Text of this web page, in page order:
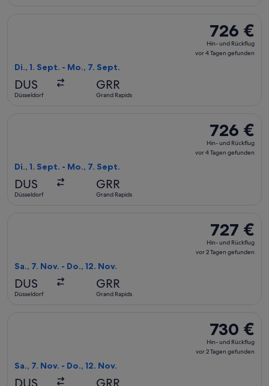
726 €
Hin-
und
726 €
Hin- und Rückflug
vor 4 Tagen gefunden
Di., 1. Sept. - Mo., 7. Sept.
DUS
Düsseldorf
GRR
Grand Rapids
726 €
Hin-
und
726 €
Hin- und Rückflug
vor 4 Tagen gefunden
Di., 1. Sept. - Mo., 7. Sept.
DUS
Düsseldorf
GRR
Grand Rapids
727 €
Hin-
und
727 €
Hin- und Rückflug
vor 2 Tagen gefunden
Sa., 7. Nov. - Do., 12. Nov.
DUS
Düsseldorf
GRR
Grand Rapids
730 €
Hin-
und
730 €
Hin- und Rückflug
vor 2 Tagen gefunden
Sa., 7. Nov. - Do., 12. Nov.